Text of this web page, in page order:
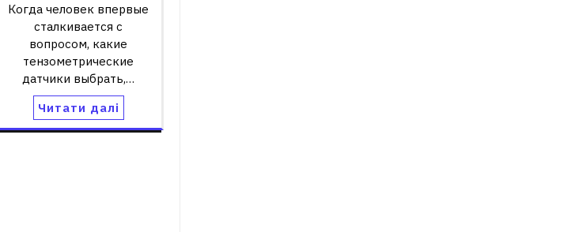
Когда человек впервые
сталкивается с
вопросом, какие
тензометрические
датчики выбрать,…
Читати далі